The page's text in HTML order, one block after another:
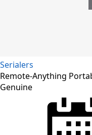
Serialers
Remote-Anything
Genuine